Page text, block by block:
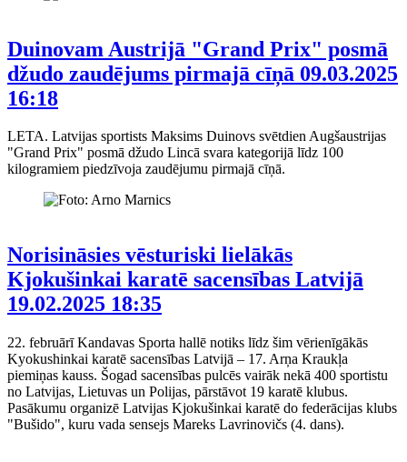
Duinovam Austrijā "Grand Prix" posmā
džudo zaudējums pirmajā cīņā 09.03.2025
16:18
LETA. Latvijas sportists Maksims Duinovs svētdien Augšaustrijas
"Grand Prix" posmā džudo Lincā svara kategorijā līdz 100
kilogramiem piedzīvoja zaudējumu pirmajā cīņā.
Norisināsies vēsturiski lielākās
Kjokušinkai karatē sacensības Latvijā
19.02.2025 18:35
22. februārī Kandavas Sporta hallē notiks līdz šim vērienīgākās
Kyokushinkai karatē sacensības Latvijā – 17. Arņa Kraukļa
piemiņas kauss. Šogad sacensības pulcēs vairāk nekā 400 sportistu
no Latvijas, Lietuvas un Polijas, pārstāvot 19 karatē klubus.
Pasākumu organizē Latvijas Kjokušinkai karatē do federācijas klubs
"Bušido", kuru vada sensejs Mareks Lavrinovičs (4. dans).